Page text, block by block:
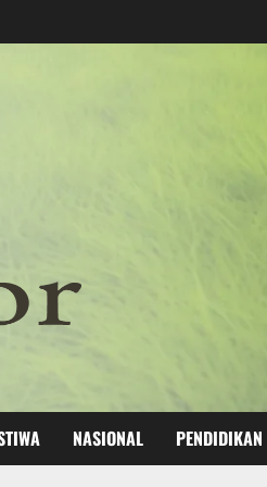
NASIONAL PENDIDIKAN